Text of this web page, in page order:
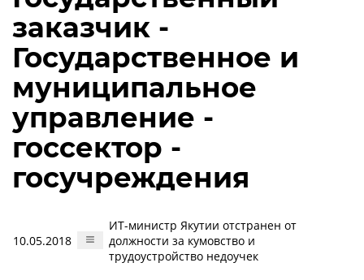
заказчик -
Государственное и
муниципальное
управление -
госсектор -
госучреждения
10.05.2018
ИТ-министр Якутии отстранен от
должности за кумовство и
трудоустройство недоучек